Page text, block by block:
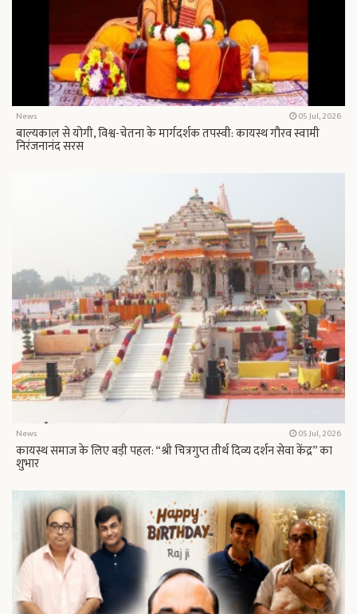
News 05 Jul, 2026
बाल्यकाल से योगी, विश्व-चेतना के मार्गदर्शक तपस्वी: कायस्थ गौरव स्वामी
निरंजनानंद सरस
News 05 Jul, 2026
कायस्थ समाज के लिए बड़ी पहल: “श्री चित्रगुप्त तीर्थ दिव्य दर्शन सेवा केंद्र” का
शुभार